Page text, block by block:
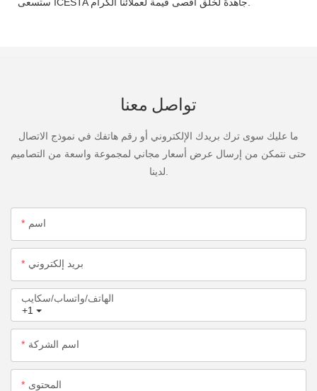
تواصل معنا
ما عليك سوى ترك بريدك الإلكتروني أو رقم هاتفك في نموذج الاتصال
حتى نتمكن من إرسال عرض أسعار مجاني لمجموعة واسعة من التصاميم
اسم
بريد إلكتروني
+1
الهاتف/واتساب/سكايب
اسم الشركة
المحتوى